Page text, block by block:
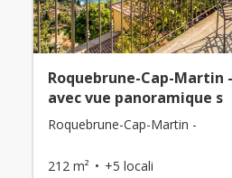
Roquebrune-Cap-Martin
avec vue panoramique s
Roquebrune-Cap-Martin -
212 m² +5 locali